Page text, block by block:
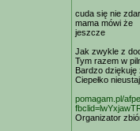
cuda się nie
mama mówi że
jeszcze
Jak zwykle z
Tym razem w
Bardzo dziękuję
Ciepełko
pomagam.pl/
Organizator